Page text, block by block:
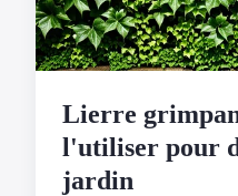
Lierre
l'utiliser pour
jardin